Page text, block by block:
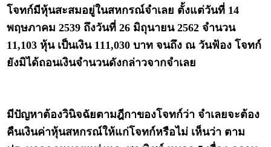
โจทก์มีหุ้นสะสมอยู่ในสหกรณ์จำเลย ตั้งแต่วันที่ 14
พฤษภาคม 2539 ถึงวันที่ 26 มิถุนายน 2562 จำนวน
11,103 หุ้น เป็นเงิน 111,030 บาท จนถึง ณ วันฟ้อง โจทก์
ยังมิได้ถอนเงินจำนวนดังกล่าวจากจำเลย
มีปัญหาต้องวินิจฉัยตามฎีกาของโจทก์ว่า จำเลยจะต้อง
คืนเงินค่าหุ้นสหกรณ์ให้แก่โจทก์หรือไม่ เห็นว่า ตาม